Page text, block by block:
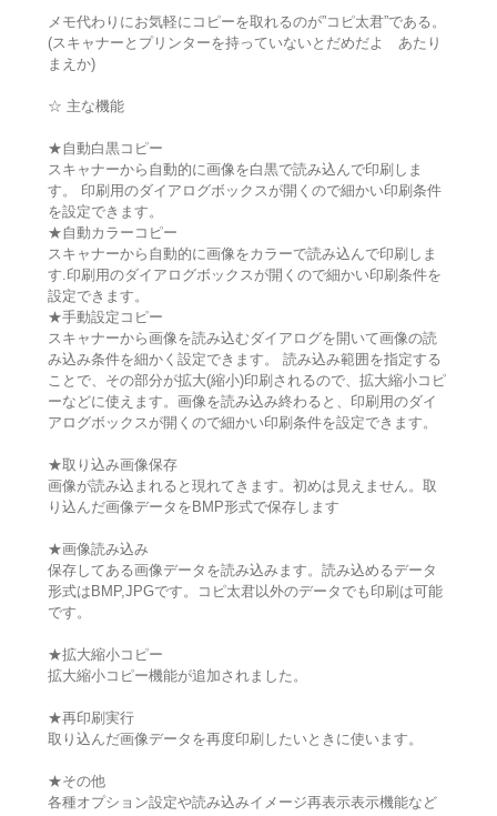
メモ代わりにお気軽にコピーを取れるのが”コピ太君”である。
(スキャナーとプリンターを持っていないとだめだよ あたり
まえか)
☆ 主な機能
★自動白黒コピー
スキャナーから自動的に画像を白黒で読み込んで印刷しま
す。 印刷用のダイアログボックスが開くので細かい印刷条件
を設定できます。
★自動カラーコピー
スキャナーから自動的に画像をカラーで読み込んで印刷しま
す.印刷用のダイアログボックスが開くので細かい印刷条件を
設定できます。
★手動設定コピー
スキャナーから画像を読み込むダイアログを開いて画像の読
み込み条件を細かく設定できます。 読み込み範囲を指定する
ことで、その部分が拡大(縮小)印刷されるので、拡大縮小コピ
ーなどに使えます。画像を読み込み終わると、印刷用のダイ
アログボックスが開くので細かい印刷条件を設定できます。
★取り込み画像保存
画像が読み込まれると現れてきます。初めは見えません。取
り込んだ画像データをBMP形式で保存します
★画像読み込み
保存してある画像データを読み込みます。読み込めるデータ
形式はBMP,JPGです。コピ太君以外のデータでも印刷は可能
です。
★拡大縮小コピー
拡大縮小コピー機能が追加されました。
★再印刷実行
取り込んだ画像データを再度印刷したいときに使います。
★その他
各種オプション設定や読み込みイメージ再表示表示機能など